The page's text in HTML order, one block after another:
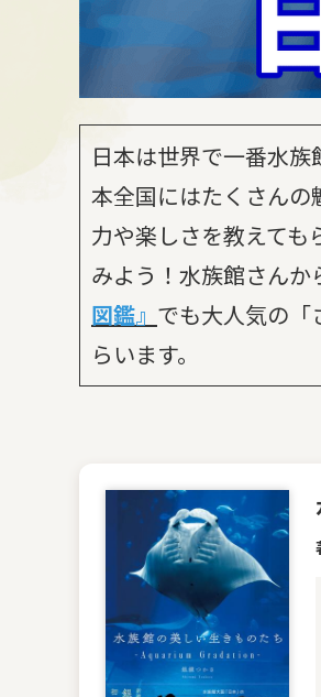
日本は世界で一番水
本全国にはたくさん
力や楽しさを教えても
みよう！水族館さん
図鑑』 でも大人気の「
らいます。